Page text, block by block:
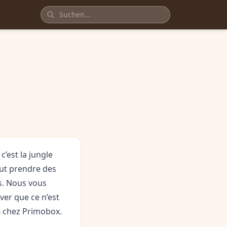
la jungle
prendre des
Nous vous
que ce n’est
Primobox.